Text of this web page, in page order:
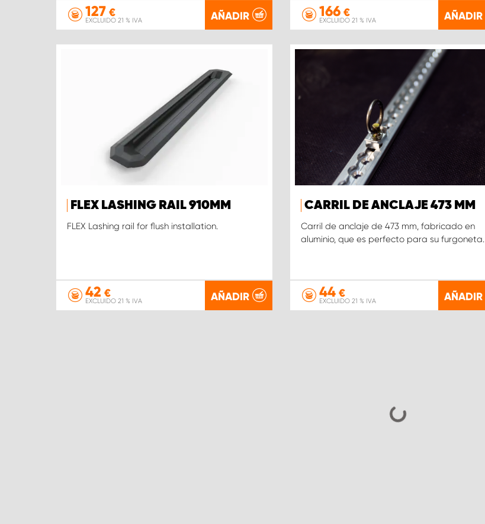
127 €
EXCLUIDO 21 % IVA AÑADIR 166€
EXCLUIDO 21 % IVA AÑADIR
FLEX LASHING RAIL 910MM
FLEX Lashing rail for flush installation.
42 €
EXCLUIDO 21 % IVA AÑADIR
CARRIL DE ANCLAJE 473 MM
Carril de anclaje de 473 mm, fabricado en
aluminio, que es perfecto para su furgoneta.
44€
EXCLUIDO 21 % IVA AÑADIR